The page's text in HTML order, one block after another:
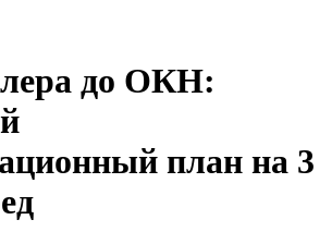
до ОКН:
план на 3